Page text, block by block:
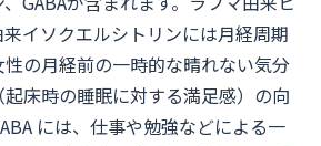
イソクエルシトリンには月経周期
の月経前の一時的な晴れない気分
床時の睡眠に対する満足感）の向
には、仕事や勉強などによる一